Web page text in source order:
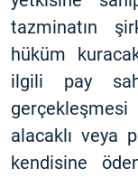
tazminatın
hüküm
ilgili pay
alacaklı veya
kendisine